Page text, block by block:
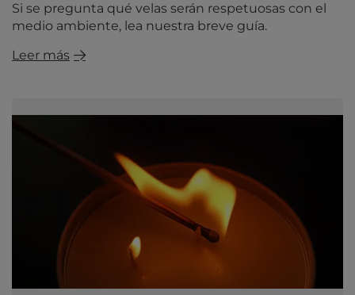
Si se pregunta qué velas serán respetuosas con el
medio ambiente, lea nuestra breve guía.
Leer más